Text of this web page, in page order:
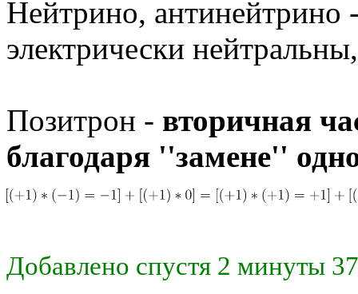
Нейтрино, антинейтрино
электрически
Позитрон - вторичная
благодаря ''замене''
Добавлено спустя 2 минуты